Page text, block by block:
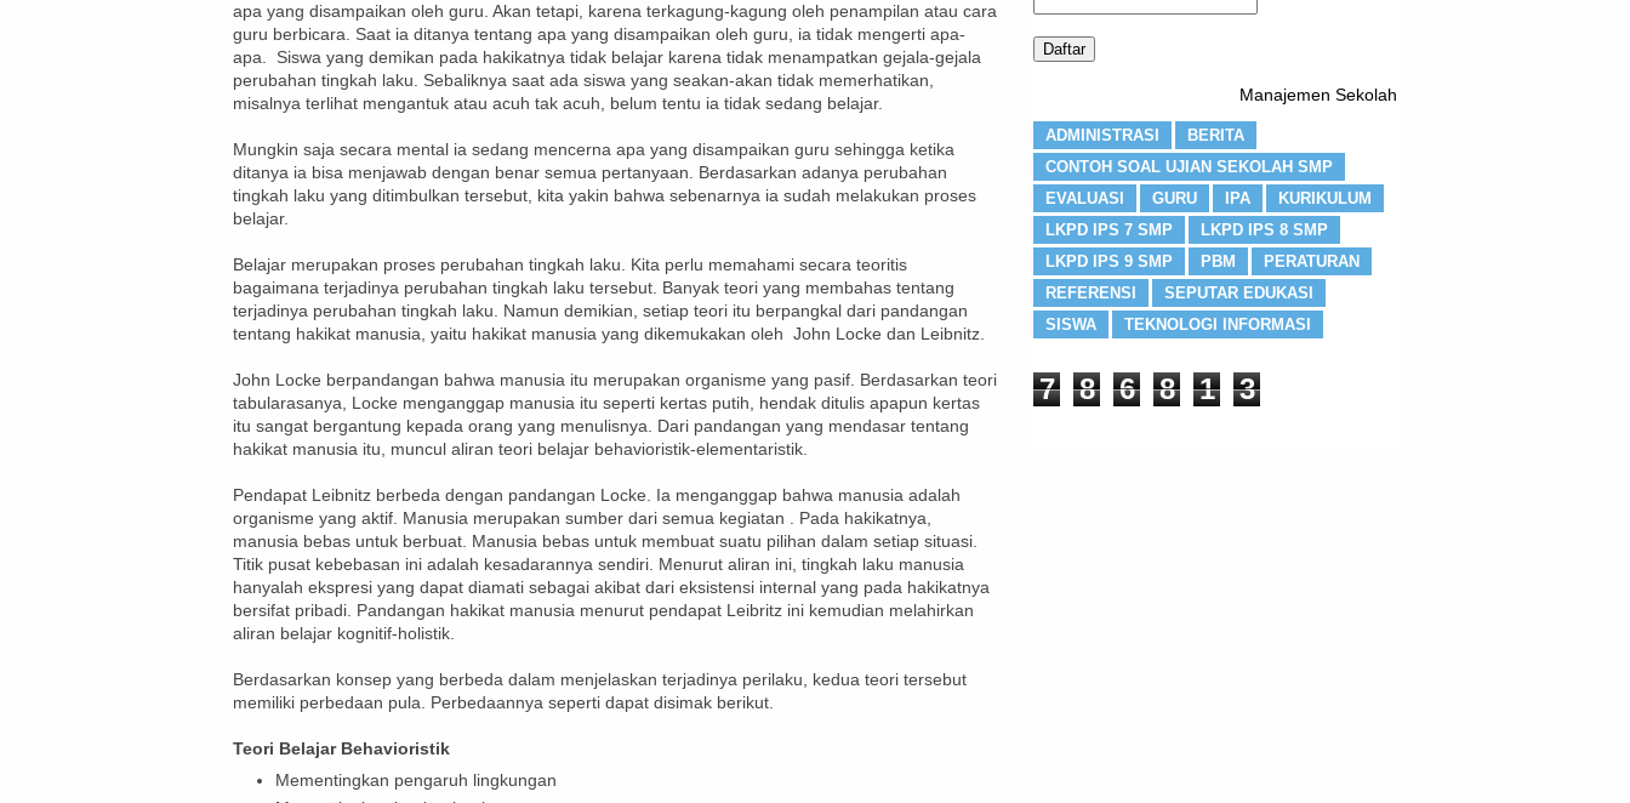
apa yang disampaikan oleh guru. Akan tetapi, karena terkagung-kagung oleh penampilan atau cara
guru berbicara. Saat ia ditanya tentang apa yang disampaikan oleh guru, ia tidak mengerti apa-
apa. Siswa yang demikan pada hakikatnya tidak belajar karena tidak menampatkan gejala-gejala
perubahan tingkah laku. Sebaliknya saat ada siswa yang seakan-akan tidak memerhatikan,
misalnya terlihat mengantuk atau acuh tak acuh, belum tentu ia tidak sedang belajar.
Mungkin saja secara mental ia sedang mencerna apa yang disampaikan guru sehingga ketika
ditanya ia bisa menjawab dengan benar semua pertanyaan. Berdasarkan adanya perubahan
tingkah laku yang ditimbulkan tersebut, kita yakin bahwa sebenarnya ia sudah melakukan proses
belajar.
Belajar merupakan proses perubahan tingkah laku. Kita perlu memahami secara teoritis
bagaimana terjadinya perubahan tingkah laku tersebut. Banyak teori yang membahas tentang
terjadinya perubahan tingkah laku. Namun demikian, setiap teori itu berpangkal dari pandangan
tentang hakikat manusia, yaitu hakikat manusia yang dikemukakan oleh John Locke dan Leibnitz.
John Locke berpandangan bahwa manusia itu merupakan organisme yang pasif. Berdasarkan teori
tabularasanya, Locke menganggap manusia itu seperti kertas putih, hendak ditulis apapun kertas
itu sangat bergantung kepada orang yang menulisnya. Dari pandangan yang mendasar tentang
hakikat manusia itu, muncul aliran teori belajar behavioristik-elementaristik.
Pendapat Leibnitz berbeda dengan pandangan Locke. Ia menganggap bahwa manusia adalah
organisme yang aktif. Manusia merupakan sumber dari semua kegiatan . Pada hakikatnya,
manusia bebas untuk berbuat. Manusia bebas untuk membuat suatu pilihan dalam setiap situasi.
Titik pusat kebebasan ini adalah kesadarannya sendiri. Menurut aliran ini, tingkah laku manusia
hanyalah ekspresi yang dapat diamati sebagai akibat dari eksistensi internal yang pada hakikatnya
bersifat pribadi. Pandangan hakikat manusia menurut pendapat Leibritz ini kemudian melahirkan
aliran belajar kognitif-holistik.
Berdasarkan konsep yang berbeda dalam menjelaskan terjadinya perilaku, kedua teori tersebut
memiliki perbedaan pula. Perbedaannya seperti dapat disimak berikut.
Teori Belajar Behavioristik
Mementingkan pengaruh lingkungan
Manajemen Sekolah
ADMINISTRASI
BERITA
CONTOH SOAL UJIAN SEKOLAH SMP
EVALUASI
GURU IPA
KURIKULUM
LKPD IPS 7 SMP
LKPD IPS 8 SMP
LKPD IPS 9 SMP
PBM
PERATURAN
REFERENSI
SEPUTAR EDUKASI
SISWA
TEKNOLOGI INFORMASI
7 8 6 8 1 3